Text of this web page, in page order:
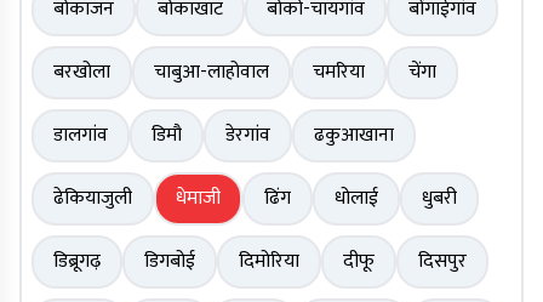
बोकाजन बोकाखाट बोको-चायगांव
बोंगाईगांव
बरखोला
चाबुआ-लाहोवाल चमरिया
चेंगा
डालगांव
डिमौ डेरगांव
ढकुआखाना
ढेकियाजुली
धेमाजी ढिंग धोलाई
धुबरी
डिब्रूगढ़
डिगबोई दिमोरिया दीफू
दिसपुर